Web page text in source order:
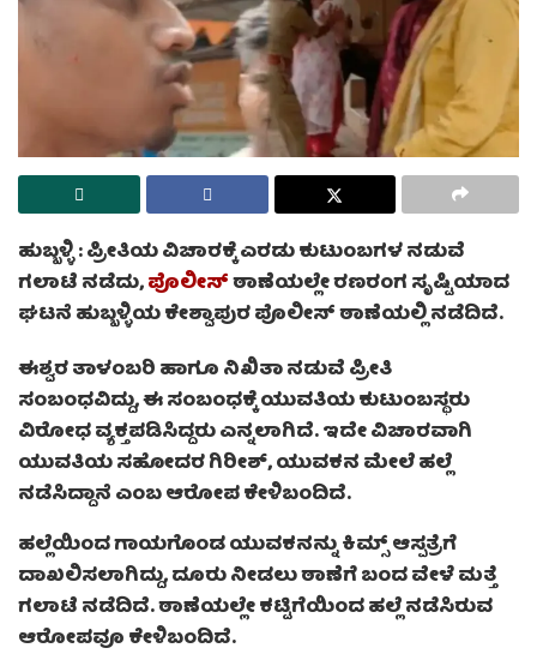
ಹುಬ್ಬಳ್ಳಿ: ಪ್ರೀತಿಯ ವಿಚಾರಕ್ಕೆ ಎರಡು ಕುಟುಂಬಗಳ ನಡುವೆ
ಗಲಾಟೆ ನಡೆದು,ಪೊಲೀಸ್ಠಾಣೆಯಲ್ಲೇ ರಣರಂಗ ಸೃಷ್ಟಿಯಾದ
ಘಟನೆ ಹುಬ್ಬಳ್ಳಿಯ ಕೇಶ್ವಾಪುರ ಪೊಲೀಸ್ ಠಾಣೆಯಲ್ಲಿ ನಡೆದಿದೆ.
ಈಶ್ವರ ತಾಳಂಬರಿ ಹಾಗೂ ನಿಖಿತಾ ನಡುವೆ ಪ್ರೀತಿ
ಸಂಬಂಧವಿದ್ದು, ಈ ಸಂಬಂಧಕ್ಕೆ ಯುವತಿಯ ಕುಟುಂಬಸ್ಥರು
ವಿರೋಧ ವ್ಯಕ್ತಪಡಿಸಿದ್ದರು ಎನ್ನಲಾಗಿದೆ. ಇದೇ ವಿಚಾರವಾಗಿ
ಯುವತಿಯ ಸಹೋದರ ಗಿರೀಶ್, ಯುವಕನ ಮೇಲೆ ಹಲ್ಲೆ
ನಡೆಸಿದ್ದಾನೆ ಎಂಬ ಆರೋಪ ಕೇಳಿಬಂದಿದೆ.
ಹಲ್ಲೆಯಿಂದ ಗಾಯಗೊಂಡ ಯುವಕನನ್ನು ಕಿಮ್ಸ್ ಆಸ್ಪತ್ರೆಗೆ
ದಾಖಲಿಸಲಾಗಿದ್ದು, ದೂರು ನೀಡಲು ಠಾಣೆಗೆ ಬಂದ ವೇಳೆ ಮತ್ತೆ
ಗಲಾಟೆ ನಡೆದಿದೆ. ಠಾಣೆಯಲ್ಲೇ ಕಟ್ಟಿಗೆಯಿಂದ ಹಲ್ಲೆ ನಡೆಸಿರುವ
ಆರೋಪವೂ ಕೇಳಿಬಂದಿದೆ.